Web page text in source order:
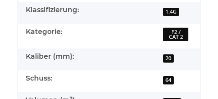
Klassifizierung: 1.4G
Kategorie: F2 /
CAT 2
Kaliber (mm): 20
Schuss: 64